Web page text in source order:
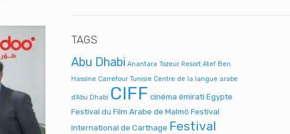
TAGS
Abu Dhabi Anantara Tozeur Resort Atef Ben
Hassine Carrefour Tunisie Centre de la langue arabe
d'Abu Dhabi CIFF cinéma émirati Egypte
Festival du Film Arabe de Malmö Festival
International de Carthage Festival